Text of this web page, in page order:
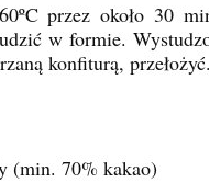
przez około 30
w formie.
konfiturą, przełożyć.
(min. 70% kakao)